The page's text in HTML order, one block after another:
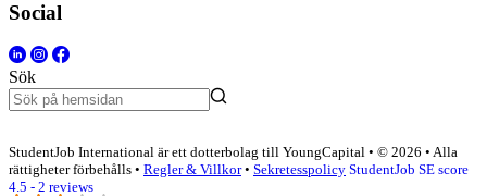
Social
Sök
StudentJob International är ett dotterbolag till YoungCapital • © 2026 • Alla
rättigheter förbehålls • Regler & Villkor• Sekretesspolicy StudentJob SE score
4.5 - 2 reviews